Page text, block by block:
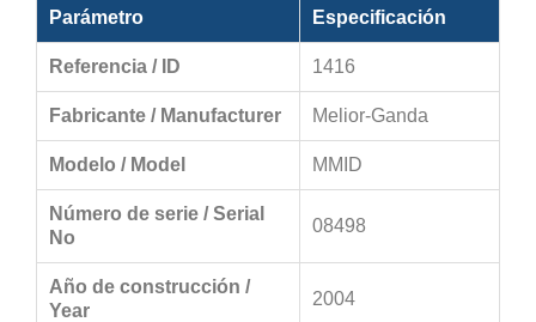
Parámetro Especificación
Referencia / ID 1416
Fabricante / Manufacturer Melior-Ganda
Modelo / Model MMID
Número de serie / Serial
No
08498
Año de construcción /
Year
2004